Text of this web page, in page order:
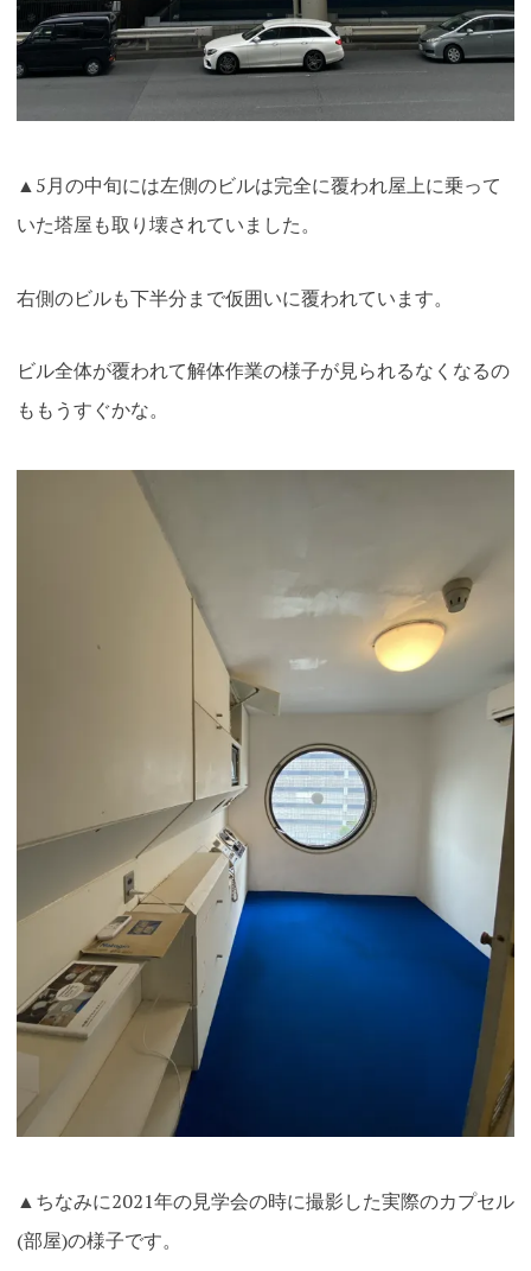
▲5月の中旬には左側のビルは完全に覆われ屋上に乗って
いた塔屋も取り壊されていました。
右側のビルも下半分まで仮囲いに覆われています。
ビル全体が覆われて解体作業の様子が見られるなくなるの
ももうすぐかな。
▲ちなみに2021年の見学会の時に撮影した実際のカプセル
(部屋)の様子です。